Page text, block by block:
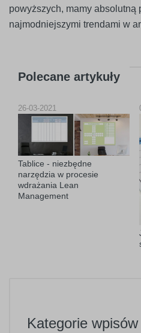
powyższych, mamy absolutną
najmodniejszymi trendami w
Polecane artykuły
Tablice - niezbędne
narzędzia w procesie
wdrażania Lean
Management
26-03-2021
Kategorie wpisów